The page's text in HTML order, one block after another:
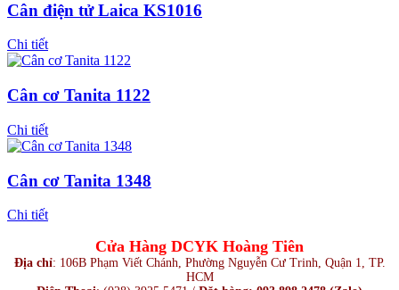
Cân điện tử Laica KS1016
Chi tiết
Cân cơ Tanita 1122
Chi tiết
Cân cơ Tanita 1348
Chi tiết
Cửa Hàng DCYK Hoàng Tiên
Địa chỉ: 106B Phạm Viết Chánh, Phường Nguyễn Cư Trinh, Quận 1, TP.
HCM